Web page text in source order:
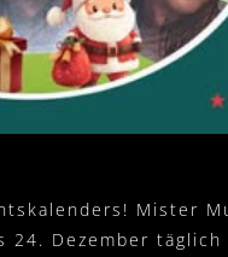
Mister
Dezember täglich